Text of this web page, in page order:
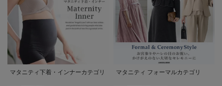
マタニティ下着・インナーカテゴリ マタニティ フォーマルカテゴリ